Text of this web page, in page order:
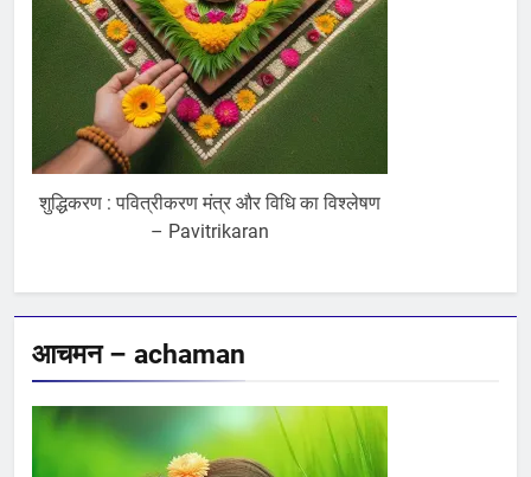
शुद्धिकरण : पवित्रीकरण मंत्र और विधि का विश्लेषण
– Pavitrikaran
आचमन – achaman